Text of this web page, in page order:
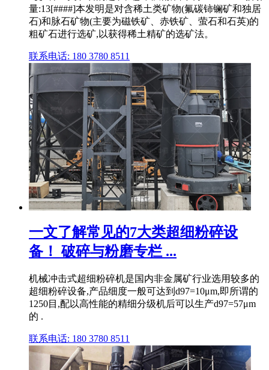
量:13[####]本发明是对含稀土类矿物(氟碳铈镧矿和独居
石)和脉石矿物(主要为磁铁矿、赤铁矿、萤石和石英)的
粗矿石进行选矿,以获得稀土精矿的选矿法。
联系电话: 180 3780 8511
一文了解常见的7大类超细粉碎设
备！ 破碎与粉磨专栏 ...
机械冲击式超细粉碎机是国内非金属矿行业选用较多的
超细粉碎设备,产品细度一般可达到d97=10μm,即所谓的
1250目,配以高性能的精细分级机后可以生产d97=57μm
的 .
联系电话: 180 3780 8511